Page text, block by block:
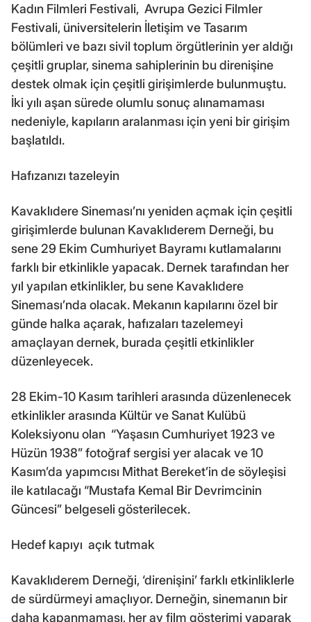
Kadın Filmleri Festivali, Avrupa Gezici Filmler
Festivali, üniversitelerin İletişim ve Tasarım
bölümleri ve bazı sivil toplum örgütlerinin yer aldığı
çeşitli gruplar, sinema sahiplerinin bu direnişine
destek olmak için çeşitli girişimlerde bulunmuştu.
İki yılı aşan sürede olumlu sonuç alınamaması
nedeniyle, kapıların aralanması için yeni bir girişim
başlatıldı.
Hafızanızı tazeleyin
Kavaklıdere Sineması’nı yeniden açmak için çeşitli
girişimlerde bulunan Kavaklıderem Derneği, bu
sene 29 Ekim Cumhuriyet Bayramı kutlamalarını
farklı bir etkinlikle yapacak. Dernek tarafından her
yıl yapılan etkinlikler, bu sene Kavaklıdere
Sineması’nda olacak. Mekanın kapılarını özel bir
günde halka açarak, hafızaları tazelemeyi
amaçlayan dernek, burada çeşitli etkinlikler
düzenleyecek.
28 Ekim-10 Kasım tarihleri arasında düzenlenecek
etkinlikler arasında Kültür ve Sanat Kulübü
Koleksiyonu olan “Yaşasın Cumhuriyet 1923 ve
Hüzün 1938” fotoğraf sergisi yer alacak ve 10
Kasım’da yapımcısı Mithat Bereket’in de söyleşisi
ile katılacağı “Mustafa Kemal Bir Devrimcinin
Güncesi” belgeseli gösterilecek.
Hedef kapıyı açık tutmak
Kavaklıderem Derneği, ‘direnişini’ farklı etkinliklerle
de sürdürmeyi amaçlıyor. Derneğin, sinemanın bir
daha kapanmaması, her ay film gösterimi yaparak